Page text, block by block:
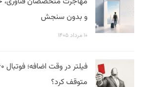
و بدون سنجش
۱۰ مرداد ۱۴۰۵
متوقف کرد؟